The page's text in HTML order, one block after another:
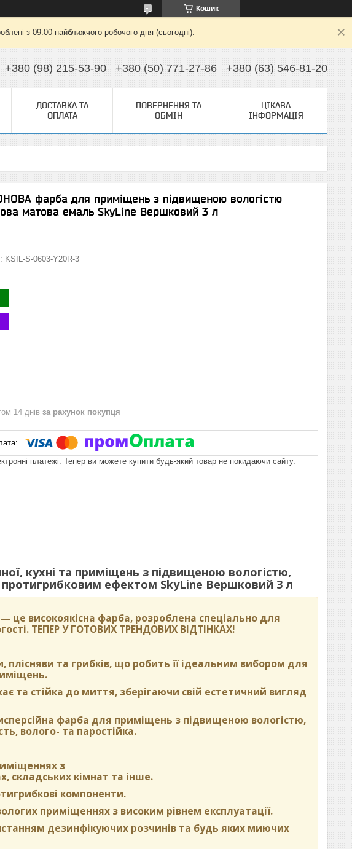
Кошик
з 09:00 найближчого робочого дня (сьогодні).
+380 (98) 215-53-90 +380 (50) 771-27-86 +380 (63) 546-81-20
ДОСТАВКА ТА
ОПЛАТА
ПОВЕРНЕННЯ ТА
ОБМІН
ЦІКАВА
ІНФОРМАЦІЯ
фарба для приміщень з підвищеною вологістю
матова емаль SkyLine Вершковий 3 л
KSIL-S-0603-Y20R-3
14 днів за рахунок покупця
платежі. Тепер ви можете купити будь-який товар не покидаючи сайту.
кухні та приміщень з підвищеною вологістю,
ефектом SkyLine Вершковий 3 л
це високоякісна фарба, розроблена спеціально для
ТЕПЕР У ГОТОВИХ ТРЕНДОВИХ ВІДТІНКАХ!
плісняви та грибків, що робить її ідеальним вибором для
та стійка до миття, зберігаючи свій естетичний вигляд
фарба для приміщень з підвищеною вологістю,
волого- та паростійка.
з
складських кімнат та інше.
компоненти.
приміщеннях з високим рівнем експлуатації.
дезинфікуючих розчинів та будь яких миючих